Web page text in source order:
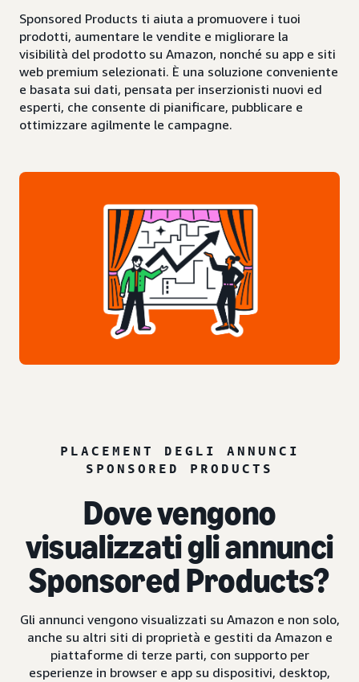
Sponsored Products ti aiuta a promuovere i tuoi
prodotti, aumentare le vendite e migliorare la
visibilità del prodotto su Amazon, nonché su app e siti
web premium selezionati. È una soluzione conveniente
e basata sui dati, pensata per inserzionisti nuovi ed
esperti, che consente di pianificare, pubblicare e
ottimizzare agilmente le campagne.
PLACEMENT DEGLI ANNUNCI
SPONSORED PRODUCTS
Dove vengono
visualizzati gli annunci
Sponsored Products?
Gli annunci vengono visualizzati su Amazon e non solo,
anche su altri siti di proprietà e gestiti da Amazon e
piattaforme di terze parti, con supporto per
esperienze in browser e app su dispositivi, desktop,